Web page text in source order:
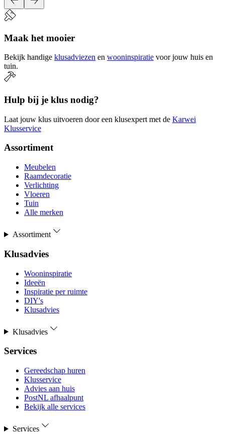
Maak het mooier
Bekijk handige klusadviezen en wooninspiratie voor jouw huis en
tuin.
Hulp bij je klus nodig?
Laat jouw klus uitvoeren door een klusexpert met de Karwei
Klusservice
Assortiment
Meubelen
Raamdecoratie
Verlichting
Vloeren
Tuin
Alle merken
Assortiment
Klusadvies
Wooninspiratie
Ideeën
Inspiratie per ruimte
DIY's
Klusadvies
Klusadvies
Services
Gereedschap huren
Klusservice
Advies aan huis
PostNL afhaalpunt
Bekijk alle services
Services